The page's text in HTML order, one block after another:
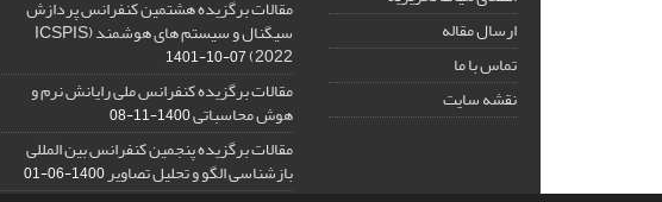
ارسال مقاله
تماس با ما
نقشه سایت
مقالات برگزیده هشتمین کنفرانس پردازش
سیگنال و سیستم های هوشمند (ICSPIS
2022)
1401-10-07
مقالات برگزیده کنفرانس ملی رایانش نرم و
هوش محاسباتی1400-11-08
مقالات برگزیده پنجمین کنفرانس بین المللی
بازشناسی الگو و تحلیل تصاویر1400-06-01